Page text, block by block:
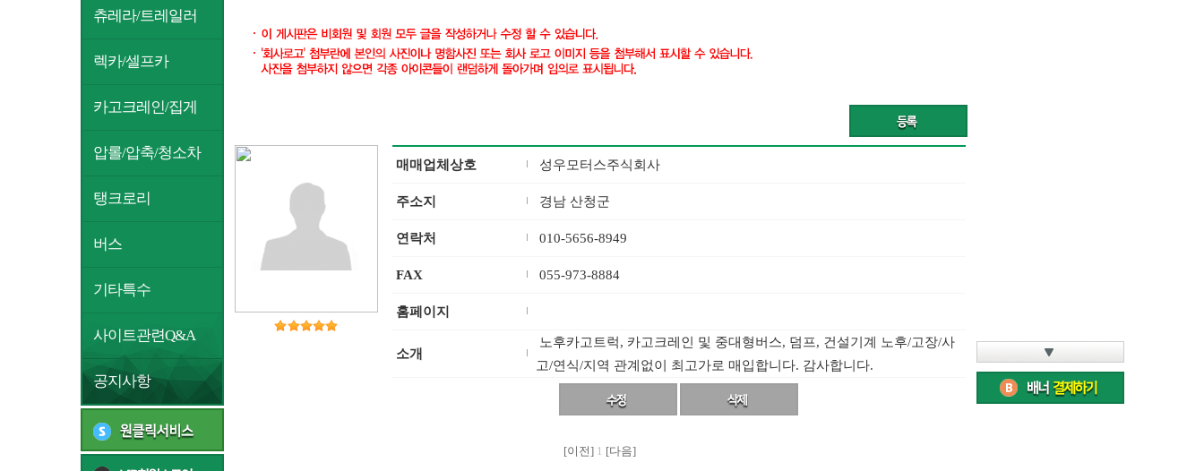
츄레라/트레일러
렉카/셀프카
카고크레인/집게
압롤/압축/청소차
탱크로리
버스
기타특수
사이트관련Q&A
공지사항
매매업체상호 성우모터스주식회사
주소지 경남 산청군
연락처 010-5656-8949
FAX 055-973-8884
홈페이지
소개
노후카고트럭, 카고크레인 및 중대형버스, 덤프, 건설기계 노후/고장/사
고/연식/지역 관계없이 최고가로 매입합니다. 감사합니다.
[이전] 1 [다음]